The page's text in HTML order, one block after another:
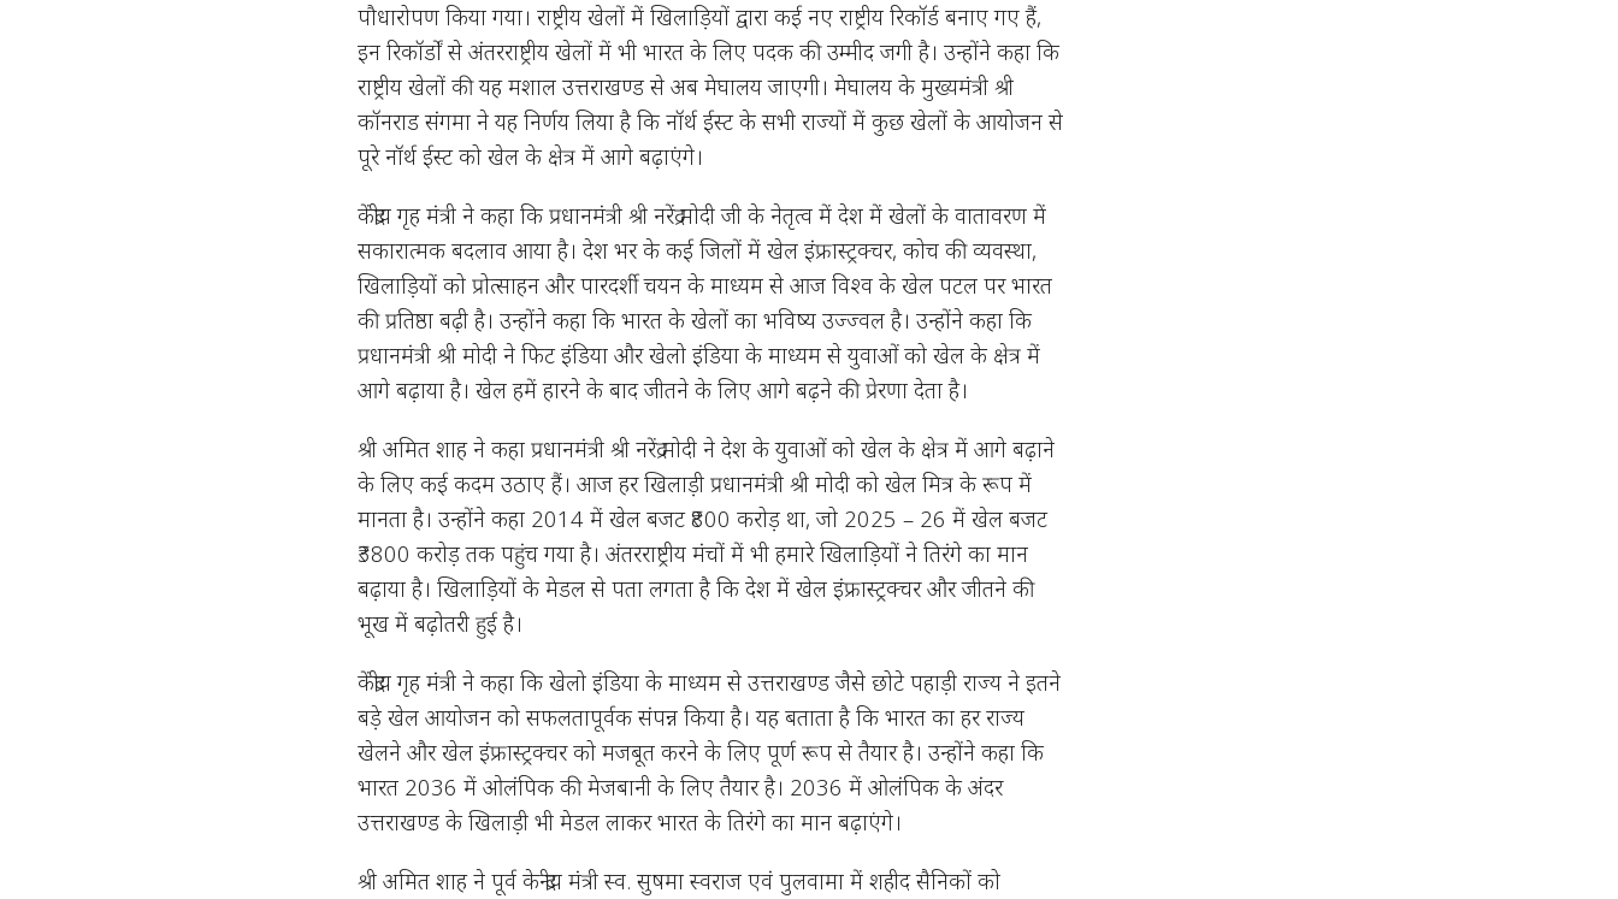
पौधारोपण किया गया। राष्ट्रीय खेलों में खिलाड़ियों द्वारा कई नए राष्ट्रीय रिकॉर्ड बनाए गए हैं,
इन रिकॉर्डों से अंतरराष्ट्रीय खेलों में भी भारत के लिए पदक की उम्मीद जगी है। उन्होंने कहा कि
राष्ट्रीय खेलों की यह मशाल उत्तराखण्ड से अब मेघालय जाएगी। मेघालय के मुख्यमंत्री श्री
कॉनराड संगमा ने यह निर्णय लिया है कि नॉर्थ ईस्ट के सभी राज्यों में कुछ खेलों के आयोजन से
पूरे नॉर्थ ईस्ट को खेल के क्षेत्र में आगे बढ़ाएंगे।
केंद्रीय गृह मंत्री ने कहा कि प्रधानमंत्री श्री नरेंद्र मोदी जी के नेतृत्व में देश में खेलों के वातावरण में
सकारात्मक बदलाव आया है। देश भर के कई जिलों में खेल इंफ्रास्ट्रक्चर, कोच की व्यवस्था,
खिलाड़ियों को प्रोत्साहन और पारदर्शी चयन के माध्यम से आज विश्व के खेल पटल पर भारत
की प्रतिष्ठा बढ़ी है। उन्होंने कहा कि भारत के खेलों का भविष्य उज्ज्वल है। उन्होंने कहा कि
प्रधानमंत्री श्री मोदी ने फिट इंडिया और खेलो इंडिया के माध्यम से युवाओं को खेल के क्षेत्र में
आगे बढ़ाया है। खेल हमें हारने के बाद जीतने के लिए आगे बढ़ने की प्रेरणा देता है।
श्री अमित शाह ने कहा प्रधानमंत्री श्री नरेंद्र मोदी ने देश के युवाओं को खेल के क्षेत्र में आगे बढ़ाने
के लिए कई कदम उठाए हैं। आज हर खिलाड़ी प्रधानमंत्री श्री मोदी को खेल मित्र के रूप में
मानता है। उन्होंने कहा 2014 में खेल बजट ₹800 करोड़ था, जो 2025 – 26 में खेल बजट
₹3800 करोड़ तक पहुंच गया है। अंतरराष्ट्रीय मंचों में भी हमारे खिलाड़ियों ने तिरंगे का मान
बढ़ाया है। खिलाड़ियों के मेडल से पता लगता है कि देश में खेल इंफ्रास्ट्रक्चर और जीतने की
भूख में बढ़ोतरी हुई है।
केंद्रीय गृह मंत्री ने कहा कि खेलो इंडिया के माध्यम से उत्तराखण्ड जैसे छोटे पहाड़ी राज्य ने इतने
बड़े खेल आयोजन को सफलतापूर्वक संपन्न किया है। यह बताता है कि भारत का हर राज्य
खेलने और खेल इंफ्रास्ट्रक्चर को मजबूत करने के लिए पूर्ण रूप से तैयार है। उन्होंने कहा कि
भारत 2036 में ओलंपिक की मेजबानी के लिए तैयार है। 2036 में ओलंपिक के अंदर
उत्तराखण्ड के खिलाड़ी भी मेडल लाकर भारत के तिरंगे का मान बढ़ाएंगे।
श्री अमित शाह ने पूर्व केन्द्रीय मंत्री स्व. सुषमा स्वराज एवं पुलवामा में शहीद सैनिकों को